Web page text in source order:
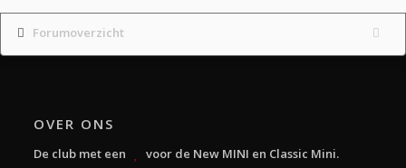
Forumoverzicht
OVER ONS
De club met een voor de New MINI en Classic Mini.